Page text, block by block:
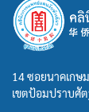
14 ซอยนาคเกษ
เขตป้อมปราบศั